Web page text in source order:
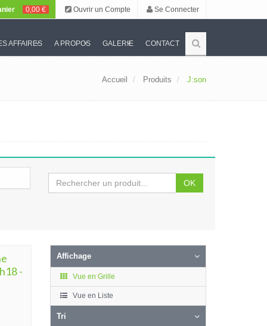
0,00 € Ouvrir un Compte Se Connecter
AFFAIRES A PROPOS GALERIE CONTACT
Accueil Produits J:son
OK
-
Affichage
Vue en Grille
Vue en Liste
Tri